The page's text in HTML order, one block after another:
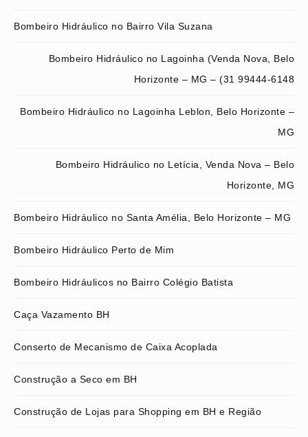
Bombeiro Hidráulico no Bairro Vila Suzana
Bombeiro Hidráulico no Lagoinha (Venda Nova, Belo
Horizonte – MG – (31 99444-6148
Bombeiro Hidráulico no Lagoinha Leblon, Belo Horizonte –
MG
Bombeiro Hidráulico no Letícia, Venda Nova – Belo
Horizonte, MG
Bombeiro Hidráulico no Santa Amélia, Belo Horizonte – MG
Bombeiro Hidráulico Perto de Mim
Bombeiro Hidráulicos no Bairro Colégio Batista
Caça Vazamento BH
Conserto de Mecanismo de Caixa Acoplada
Construção a Seco em BH
Construção de Lojas para Shopping em BH e Região